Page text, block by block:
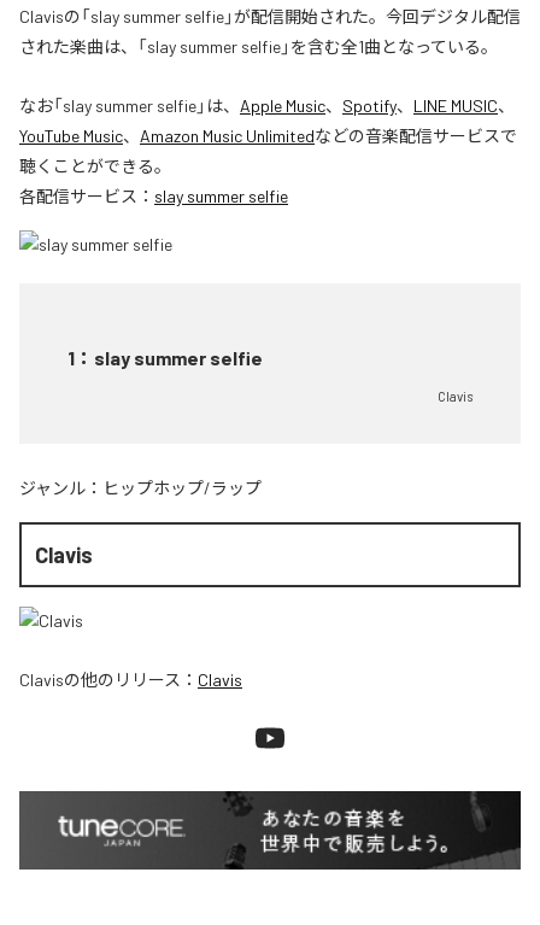
Clavisの「slay summer selfie」が配信開始された。今回デジタル配信
された楽曲は、「slay summer selfie」を含む全1曲となっている。
なお「slay summer selfie」は、 Apple Music、 Spotify、 LINE MUSIC、
YouTube Music、 Amazon Music Unlimitedなどの音楽配信サービスで
聴くことができる。
各配信サービス： slay summer selfie
1 ： slay summer selfie
Clavis
ジャンル： ヒップホップ/ラップ
Clavis
Clavisの他のリリース： Clavis